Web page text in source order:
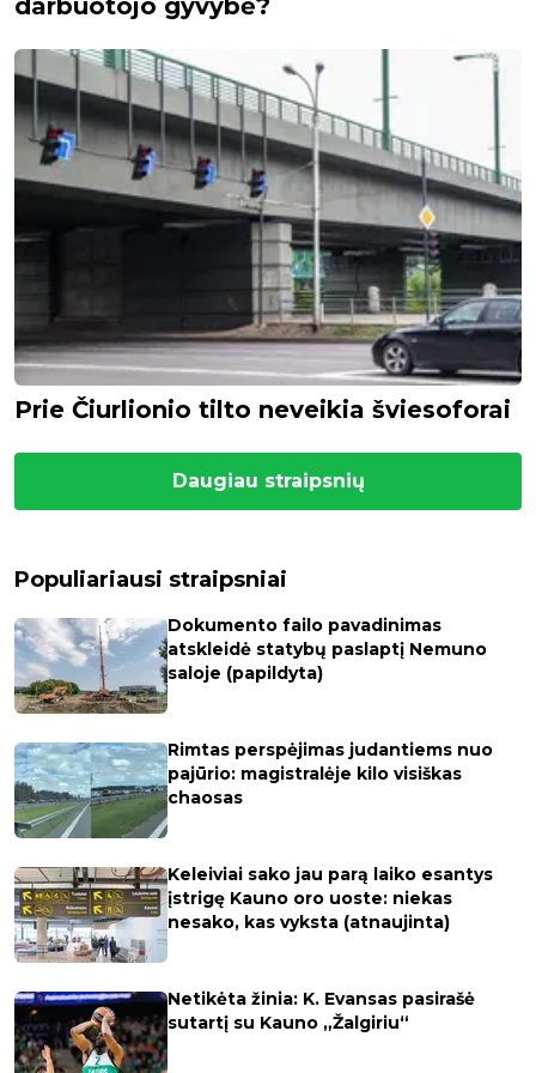
darbuotojo gyvybė?
Prie Čiurlionio tilto neveikia šviesoforai
Daugiau straipsnių
Populiariausi straipsniai
Dokumento failo pavadinimas
atskleidė statybų paslaptį Nemuno
saloje (papildyta)
Rimtas perspėjimas judantiems nuo
pajūrio: magistralėje kilo visiškas
chaosas
Keleiviai sako jau parą laiko esantys
įstrigę Kauno oro uoste: niekas
nesako, kas vyksta (atnaujinta)
Netikėta žinia: K. Evansas pasirašė
sutartį su Kauno „Žalgiriu“